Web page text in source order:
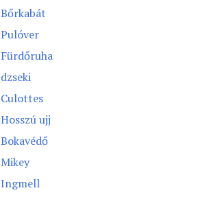
Bőrkabát
Pulóver
Fürdőruha
dzseki
Culottes
Hosszú ujj
Bokavédő
Mikey
Ingmell